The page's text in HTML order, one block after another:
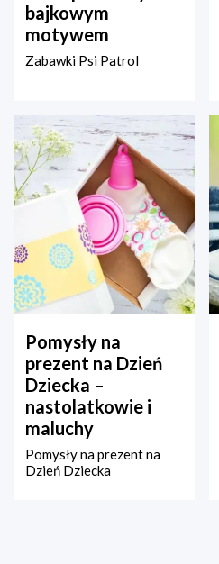
bajkowym
motywem
Zabawki Psi Patrol
Pomysły na
prezent na Dzień
Dziecka –
nastolatkowie i
maluchy
Pomysły na prezent na
Dzień Dziecka